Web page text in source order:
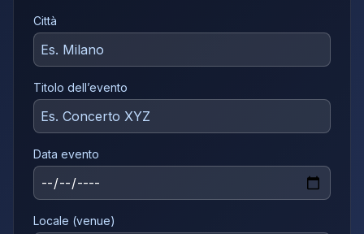
Città
Titolo dell’evento
Data evento
Locale (venue)